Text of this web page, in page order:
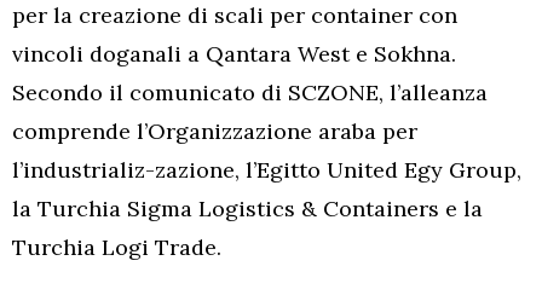
per la creazione di scali per container con
vincoli doganali a Qantara West e Sokhna.
Secondo il comunicato di SCZONE, l’alleanza
comprende l’Organizzazione araba per
l’industrializ-zazione, l’Egitto United Egy Group,
la Turchia Sigma Logistics & Containers e la
Turchia Logi Trade.